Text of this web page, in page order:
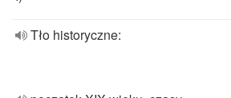
Tło historyczne: